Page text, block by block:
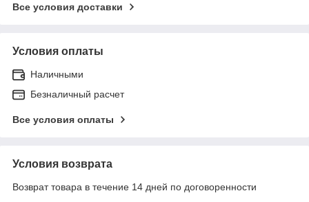
Все условия доставки
Условия оплаты
Наличными
Безналичный расчет
Все условия оплаты
Условия возврата
Возврат товара в течение 14 дней по договоренности